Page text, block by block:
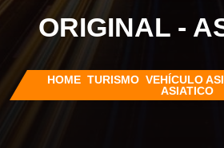
ORIGINAL -
HOME TURISMO VEHÍCULO
ASIATICO